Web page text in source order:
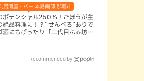
,居酒屋・バー,本島南部,那覇市
ポテンシャル250％！ごぼうが主
絶品料理に！？”せんべろ”ありで
酒にもぴったり「二代目ふみ坊
Recommended by